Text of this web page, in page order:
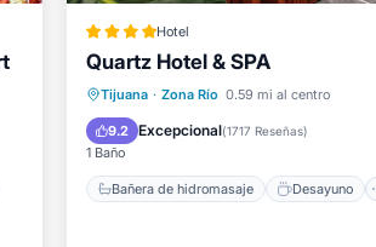
Hotel
Quartz Hotel & SPA
Tijuana · Zona Río 0.59 mi al centro
9.2 Excepcional(1717 Reseñas)
1 Baño
Bañera de hidromasaje Desayuno
Bañera de hidromasaje
Desayuno
Aparcamiento
Piscina